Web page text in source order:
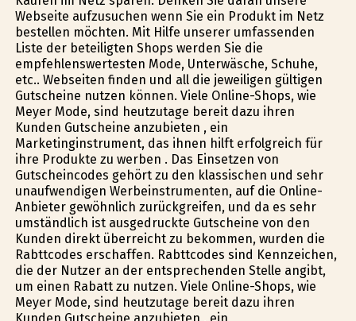
Webseite aufzusuchen wenn Sie ein Produkt im Netz
bestellen möchten. Mit Hilfe unserer umfassenden
Liste der beteiligten Shops werden Sie die
empfehlenswertesten Mode, Unterwäsche, Schuhe,
etc.. Webseiten finden und all die jeweiligen gültigen
Gutscheine nutzen können. Viele Online-Shops, wie
Meyer Mode, sind heutzutage bereit dazu ihren
Kunden Gutscheine anzubieten , ein
Marketinginstrument, das ihnen hilft erfolgreich für
ihre Produkte zu werben . Das Einsetzen von
Gutscheincodes gehört zu den klassischen und sehr
unaufwendigen Werbeinstrumenten, auf die Online-
Anbieter gewöhnlich zurückgreifen, und da es sehr
umständlich ist ausgedruckte Gutscheine von den
Kunden direkt überreicht zu bekommen, wurden die
Rabttcodes erschaffen. Rabttcodes sind Kennzeichen,
die der Nutzer an der entsprechenden Stelle angibt,
um einen Rabatt zu nutzen. Viele Online-Shops, wie
Meyer Mode, sind heutzutage bereit dazu ihren
Kunden Gutscheine anzubieten , ein